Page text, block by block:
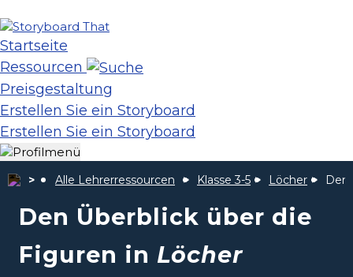
Startseite
Ressourcen
Preisgestaltung
Erstellen Sie ein Storyboard
Erstellen Sie ein Storyboard
Alle Lehrerressourcen Klasse 3-5 Löcher Den
Den Überblick über die
Figuren in Löcher